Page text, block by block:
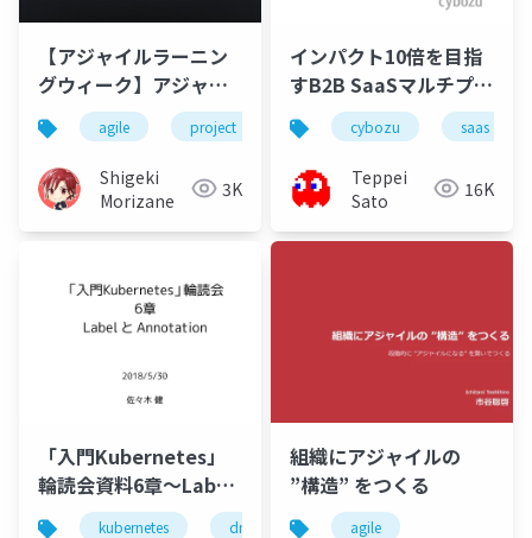
【アジャイルラーニン
グウィーク】アジャイ
ル型プロジェクトのた
めのアダプティブプロ
ジェクトマネジメント
agile project management
Shigeki
Morizane
3K
インパクト10倍を目指
すB2B SaaSマルチプロ
ダクトなサイボウズ開
発組織の取り組み
cybozu saas
Teppei
Sato
16K
「入門Kubernetes」
輪読会資料6章〜Label
とAnnotation
kubernetes dmm サーバ
組織にアジャイルの
”構造” をつくる
agile